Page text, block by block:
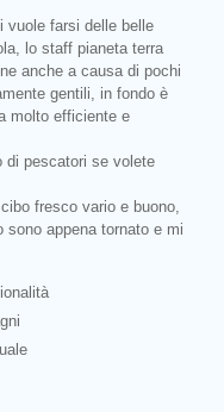
vuole farsi delle belle
lo staff pianeta terra
anche a causa di pochi
gentili, in fondo è
molto efficiente e
di pescatori se volete
fresco vario e buono,
appena tornato e mi